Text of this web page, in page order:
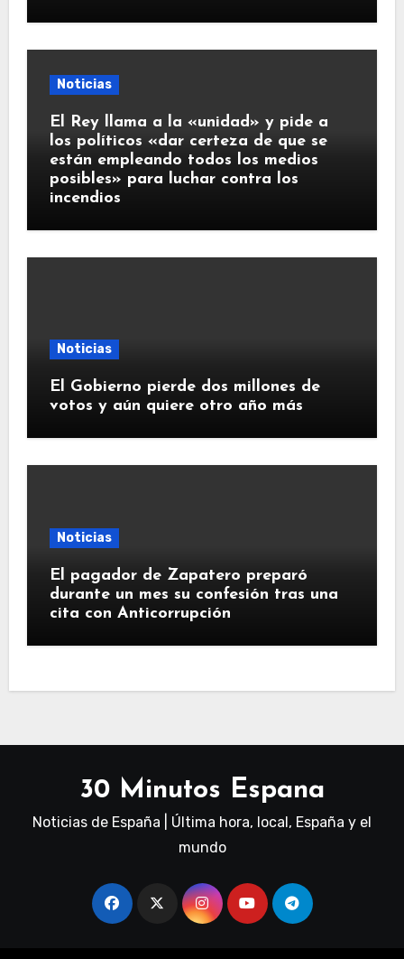
Noticias
El Rey llama a la «unidad» y pide a
los políticos «dar certeza de que se
están empleando todos los medios
posibles» para luchar contra los
incendios
Noticias
El Gobierno pierde dos millones de
votos y aún quiere otro año más
Noticias
El pagador de Zapatero preparó
durante un mes su confesión tras una
cita con Anticorrupción
30 Minutos Espana
Noticias de España | Última hora, local, España y el
mundo